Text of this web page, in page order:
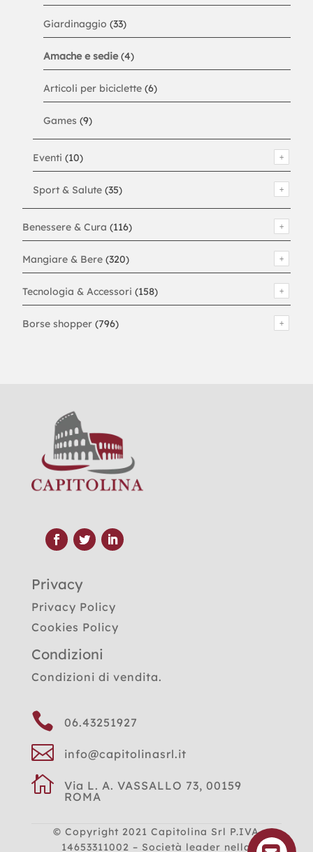
Giardinaggio (33)
Amache e sedie (4)
Articoli per biciclette (6)
Games (9)
Eventi (10)
Sport & Salute (35)
Benessere & Cura (116)
Mangiare & Bere (320)
Tecnologia & Accessori (158)
Borse shopper (796)
Privacy
Privacy Policy
Cookies Policy
Condizioni
Condizioni di vendita.
 06.43251927
 info@capitolinasrl.it

Via L. A. VASSALLO 73, 00159
ROMA
© Copyright 2021Capitolina Srl P.IVA
14653311002 – Società leader nella